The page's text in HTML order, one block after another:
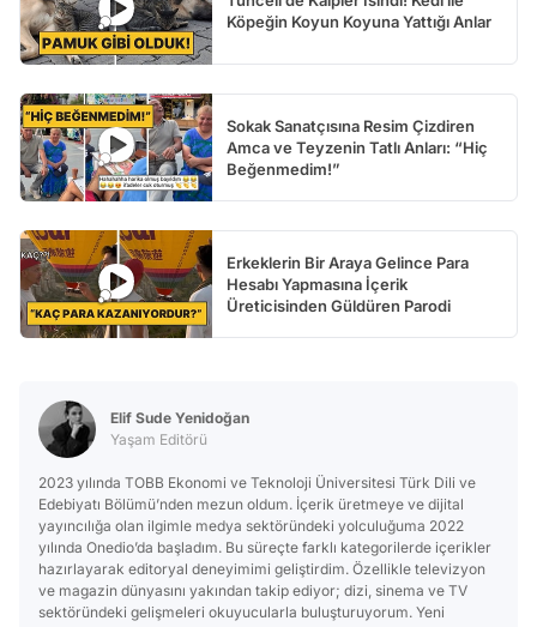
Köpeğin Koyun Koyuna Yattığı Anlar
Sokak Sanatçısına Resim Çizdiren
Amca ve Teyzenin Tatlı Anları: “Hiç
Beğenmedim!”
Erkeklerin Bir Araya Gelince Para
Hesabı Yapmasına İçerik
Üreticisinden Güldüren Parodi
Elif Sude Yenidoğan
Yaşam Editörü
2023 yılında TOBB Ekonomi ve Teknoloji Üniversitesi Türk Dili ve
Edebiyatı Bölümü’nden mezun oldum. İçerik üretmeye ve dijital
yayıncılığa olan ilgimle medya sektöründeki yolculuğuma 2022
yılında Onedio’da başladım. Bu süreçte farklı kategorilerde içerikler
hazırlayarak editoryal deneyimimi geliştirdim. Özellikle televizyon
ve magazin dünyasını yakından takip ediyor; dizi, sinema ve TV
sektöründeki gelişmeleri okuyucularla buluşturuyorum. Yeni